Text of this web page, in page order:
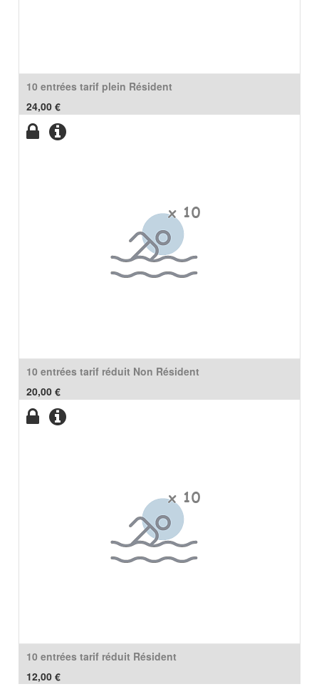
10 entrées tarif plein Résident
24,00 €
10 entrées tarif réduit Non Résident
20,00 €
10 entrées tarif réduit Résident
12,00 €